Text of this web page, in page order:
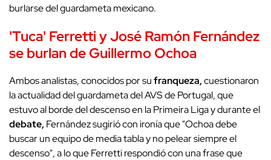
burlarse del guardameta mexicano.
'Tuca' Ferretti y José Ramón Fernández
se burlan de Guillermo Ochoa
Ambos analistas, conocidos por sufranqueza,cuestionaron
la actualidad del guardameta del AVS de Portugal, que
estuvo al borde del descenso en la Primeira Liga y durante el
debate, Fernández sugirió con ironía que "Ochoa debe
buscar un equipo de media tabla y no pelear siempre el
descenso", a lo que Ferretti respondió con una frase que